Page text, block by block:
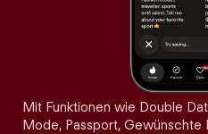
Mit Funktionen wie Double
Mode, Passport, Gewünschte